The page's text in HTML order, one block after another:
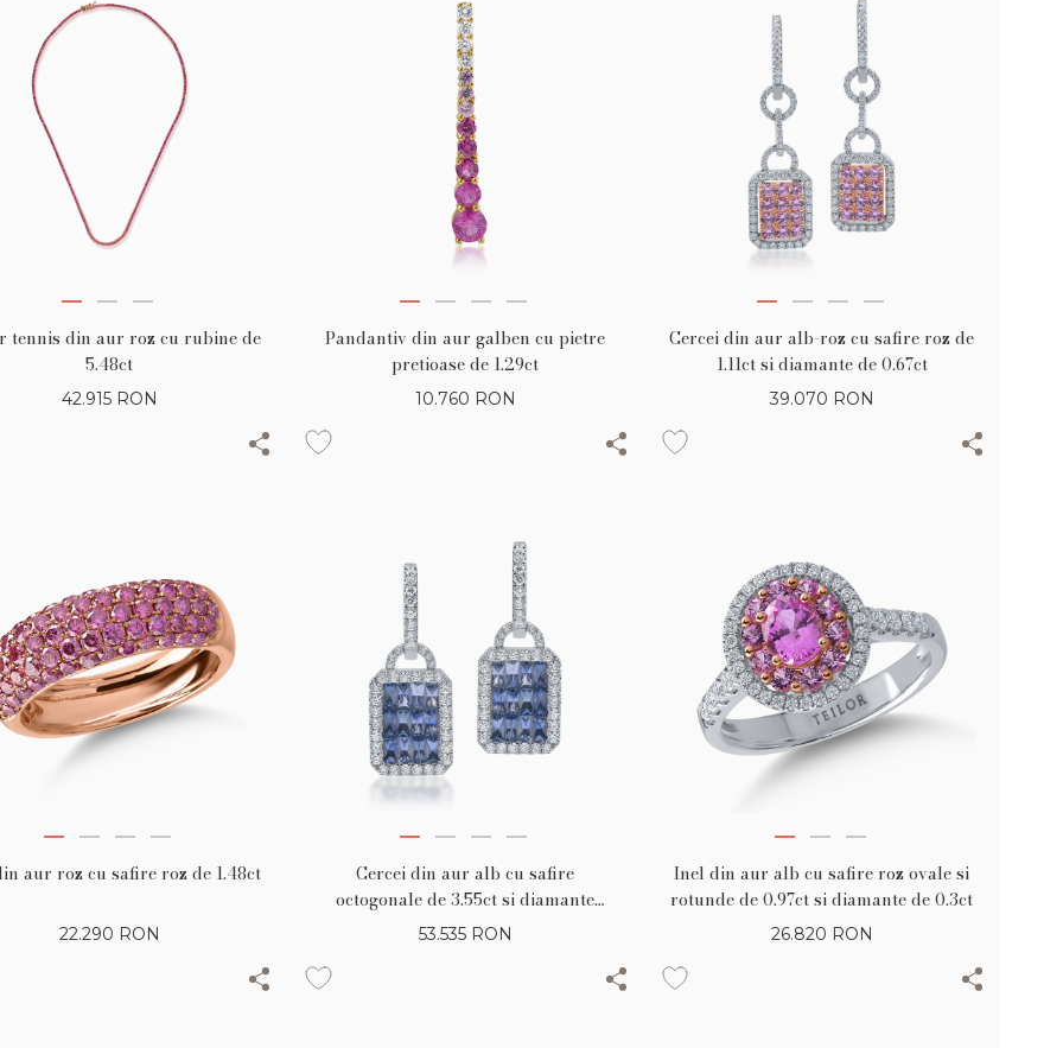
tennis din aur roz cu rubine de
5.48ct
42.915 RON
Pandantiv din aur galben cu pietre
pretioase de 1.29ct
10.760 RON
Cercei din aur alb-roz cu safire roz de
1.11ct si diamante de 0.67ct
39.070 RON
aur roz cu safire roz de 1.48ct
22.290 RON
Cercei din aur alb cu safire
octogonale de 3.55ct si diamante
round de 1.23ct
53.535 RON
Inel din aur alb cu safire roz ovale si
rotunde de 0.97ct si diamante de 0.3ct
26.820 RON